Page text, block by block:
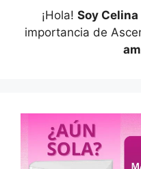
¡Hola! Soy Celina
importancia de